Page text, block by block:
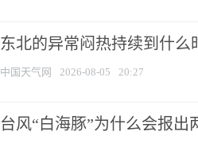
东北的异常闷热持续到什么
中国天气网 2026-08-05 20:27
台风“白海豚”为什么会报出